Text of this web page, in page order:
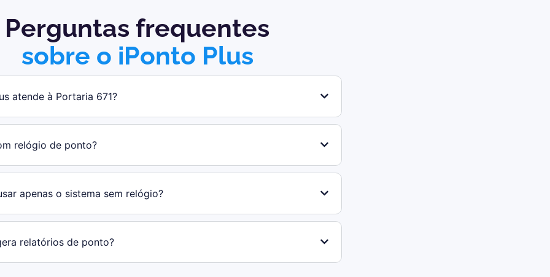
Perguntas frequentes
sobre o iPonto Plus
atende à Portaria 671?
relógio de ponto?
apenas o sistema sem relógio?
relatórios de ponto?